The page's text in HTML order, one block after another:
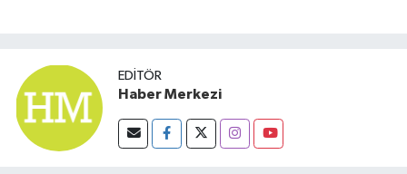
EDITÖR
Haber Merkezi